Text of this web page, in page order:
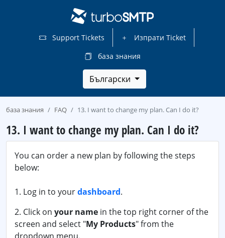
Support Tickets
Изпрати Ticket
база знания
Български
база знания FAQ 13. I want to change my plan. Can I do it?
13. I want to change my plan. Can I do it?
You can order a new plan by following the steps
below:
1. Log in to yourdashboard.
2. Click on your name in the top right corner of the
screen and select "My Products" from the